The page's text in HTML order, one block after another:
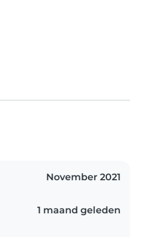
November 2021
1 maand geleden